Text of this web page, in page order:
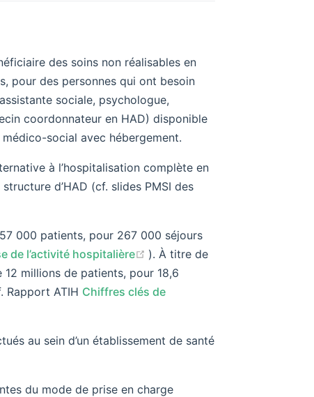
des soins non réalisables en
pour des personnes qui ont besoin
sociale, psychologue,
coordonnateur en HAD) disponible
social avec hébergement.
à l’hospitalisation complète en
d’HAD (cf. slides PMSI des
000 patients, pour 267 000 séjours
de l’activité hospitalière (opens new window)
). À titre de
millions de patients, pour 18,6
Rapport ATIH Chiffres clés de
au sein d’un établissement de santé
du mode de prise en charge